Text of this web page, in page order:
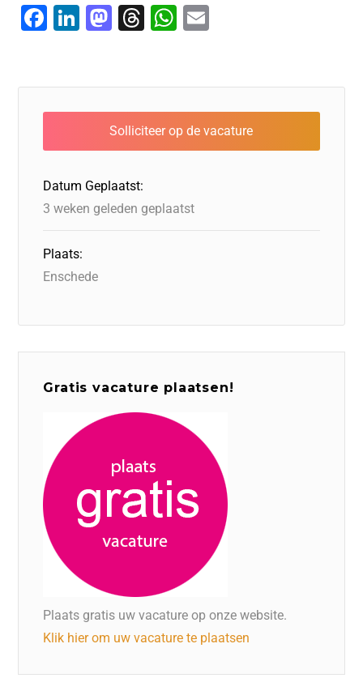
F
e
b
o
o
k
Li
e
dI
n
M
o
d
o
n
T
a
d
s
W
s
A
p
l
Datum Geplaatst:
3 weken geleden geplaatst
Plaats:
Enschede
Gratis vacature plaatsen!
Plaats gratis uw vacature op onze website.
Klik hier om uw vacature te plaatsen